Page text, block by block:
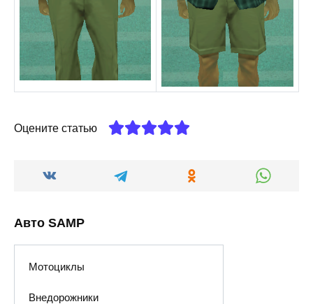
Оцените статью
Авто SAMP
Мотоциклы
Внедорожники